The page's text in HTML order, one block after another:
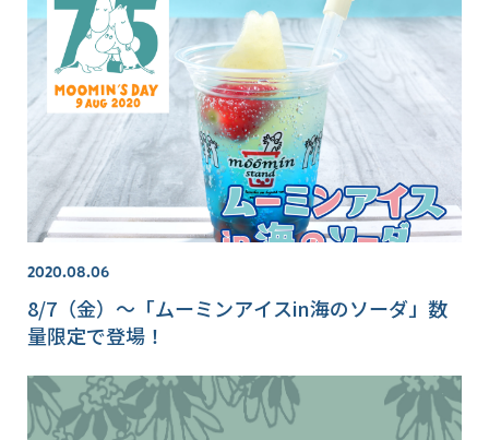
2020.08.06
8/7（金）～「ムーミンアイスin海のソーダ」数
量限定で登場！